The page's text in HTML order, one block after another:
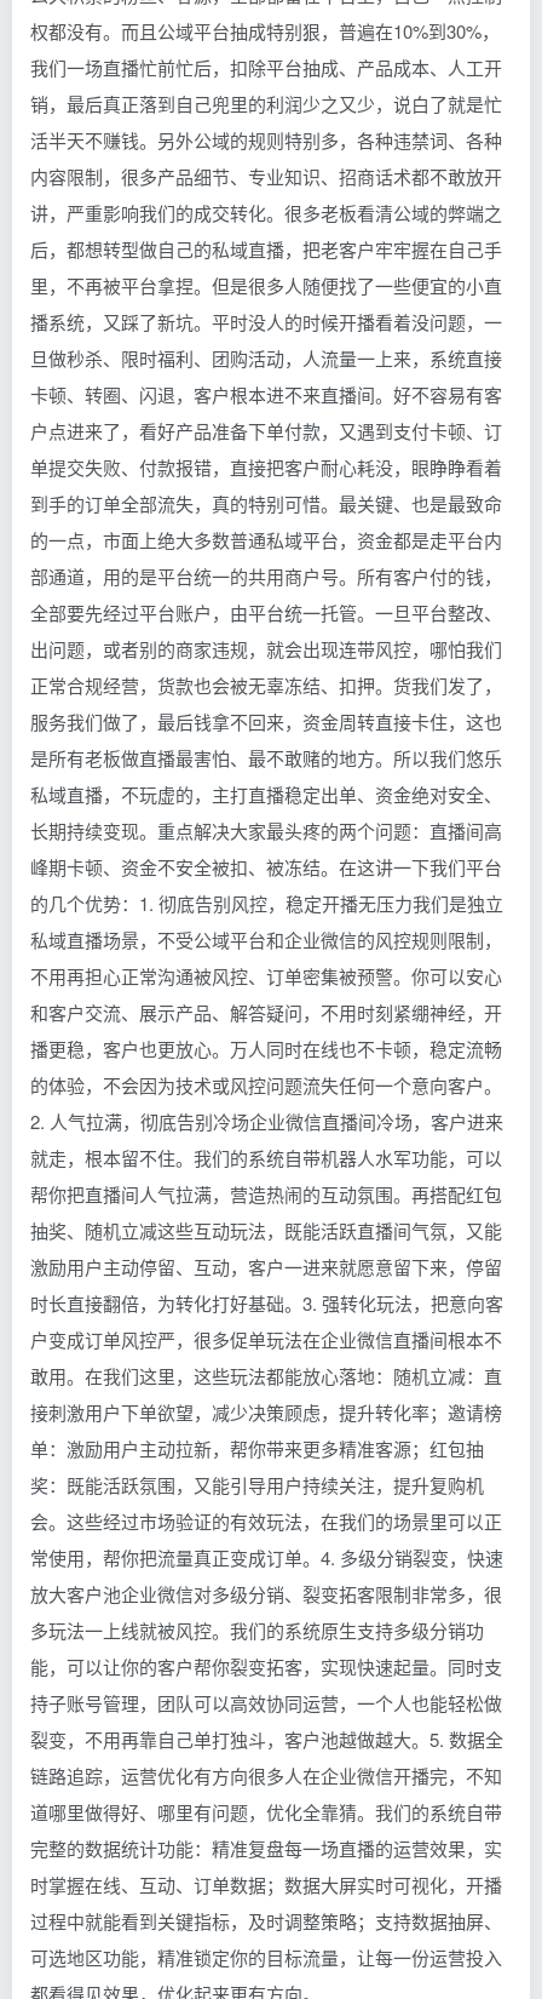
权都没有。而且公域平台抽成特别狠，普遍在10%到30%，
我们一场直播忙前忙后，扣除平台抽成、产品成本、人工开
销，最后真正落到自己兜里的利润少之又少，说白了就是忙
活半天不赚钱。另外公域的规则特别多，各种违禁词、各种
内容限制，很多产品细节、专业知识、招商话术都不敢放开
讲，严重影响我们的成交转化。很多老板看清公域的弊端之
后，都想转型做自己的私域直播，把老客户牢牢握在自己手
里，不再被平台拿捏。但是很多人随便找了一些便宜的小直
播系统，又踩了新坑。平时没人的时候开播看着没问题，一
旦做秒杀、限时福利、团购活动，人流量一上来，系统直接
卡顿、转圈、闪退，客户根本进不来直播间。好不容易有客
户点进来了，看好产品准备下单付款，又遇到支付卡顿、订
单提交失败、付款报错，直接把客户耐心耗没，眼睁睁看着
到手的订单全部流失，真的特别可惜。最关键、也是最致命
的一点，市面上绝大多数普通私域平台，资金都是走平台内
部通道，用的是平台统一的共用商户号。所有客户付的钱，
全部要先经过平台账户，由平台统一托管。一旦平台整改、
出问题，或者别的商家违规，就会出现连带风控，哪怕我们
正常合规经营，货款也会被无辜冻结、扣押。货我们发了，
服务我们做了，最后钱拿不回来，资金周转直接卡住，这也
是所有老板做直播最害怕、最不敢赌的地方。所以我们悠乐
私域直播，不玩虚的，主打直播稳定出单、资金绝对安全、
长期持续变现。重点解决大家最头疼的两个问题：直播间高
峰期卡顿、资金不安全被扣、被冻结。在这讲一下我们平台
的几个优势：1. 彻底告别风控，稳定开播无压力我们是独立
私域直播场景，不受公域平台和企业微信的风控规则限制，
不用再担心正常沟通被风控、订单密集被预警。你可以安心
和客户交流、展示产品、解答疑问，不用时刻紧绷神经，开
播更稳，客户也更放心。万人同时在线也不卡顿，稳定流畅
的体验，不会因为技术或风控问题流失任何一个意向客户。
2. 人气拉满，彻底告别冷场企业微信直播间冷场，客户进来
就走，根本留不住。我们的系统自带机器人水军功能，可以
帮你把直播间人气拉满，营造热闹的互动氛围。再搭配红包
抽奖、随机立减这些互动玩法，既能活跃直播间气氛，又能
激励用户主动停留、互动，客户一进来就愿意留下来，停留
时长直接翻倍，为转化打好基础。3. 强转化玩法，把意向客
户变成订单风控严，很多促单玩法在企业微信直播间根本不
敢用。在我们这里，这些玩法都能放心落地：随机立减：直
接刺激用户下单欲望，减少决策顾虑，提升转化率；邀请榜
单：激励用户主动拉新，帮你带来更多精准客源；红包抽
奖：既能活跃氛围，又能引导用户持续关注，提升复购机
会。这些经过市场验证的有效玩法，在我们的场景里可以正
常使用，帮你把流量真正变成订单。4. 多级分销裂变，快速
放大客户池企业微信对多级分销、裂变拓客限制非常多，很
多玩法一上线就被风控。我们的系统原生支持多级分销功
能，可以让你的客户帮你裂变拓客，实现快速起量。同时支
持子账号管理，团队可以高效协同运营，一个人也能轻松做
裂变，不用再靠自己单打独斗，客户池越做越大。5. 数据全
链路追踪，运营优化有方向很多人在企业微信开播完，不知
道哪里做得好、哪里有问题，优化全靠猜。我们的系统自带
完整的数据统计功能：精准复盘每一场直播的运营效果，实
时掌握在线、互动、订单数据；数据大屏实时可视化，开播
过程中就能看到关键指标，及时调整策略；支持数据抽屏、
可选地区功能，精准锁定你的目标流量，让每一份运营投入
都看得见效果，优化起来更有方向。